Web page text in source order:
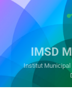
Vés
al
contingutIMSD
Institut Municipal